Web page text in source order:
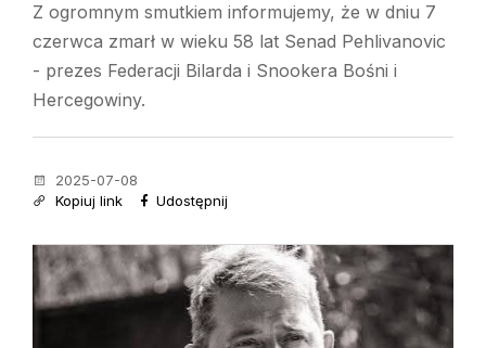
Z ogromnym smutkiem informujemy, że w dniu 7
czerwca zmarł w wieku 58 lat Senad Pehlivanovic
- prezes Federacji Bilarda i Snookera Bośni i
Hercegowiny.
2025-07-08
Kopiuj link
Udostępnij